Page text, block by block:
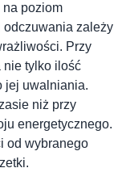
na poziom
odczuwania zależy
Przy
nie tylko ilość
jej uwalniania.
niż przy
energetycznego.
od wybranego